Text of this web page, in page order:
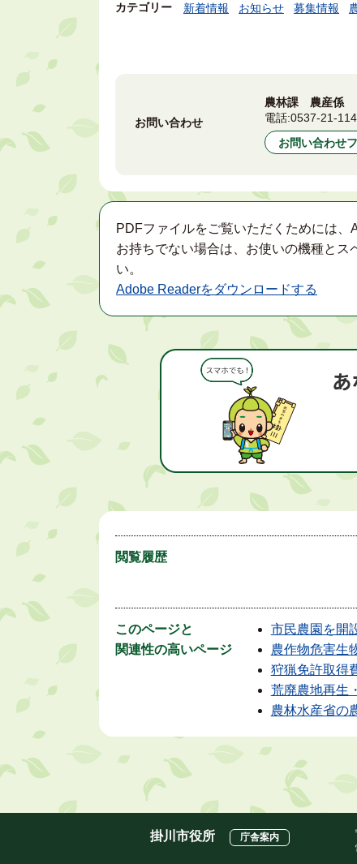
カテゴリー 新着情報 お知らせ 募集情報
お問い合わせ
農林課 農産係
電話:0537-21-
お問い合わせ
PDFファイルをご覧いただくためには、
お持ちでない場合は、お使いの機種とス
い。
Adobe Readerをダウンロードする
閲覧履歴
このページと
関連性の高いページ
市民農園を開
農作物危害生
狩猟免許取得
荒廃農地再生
農林水産省の
掛川市役所 庁舎案内